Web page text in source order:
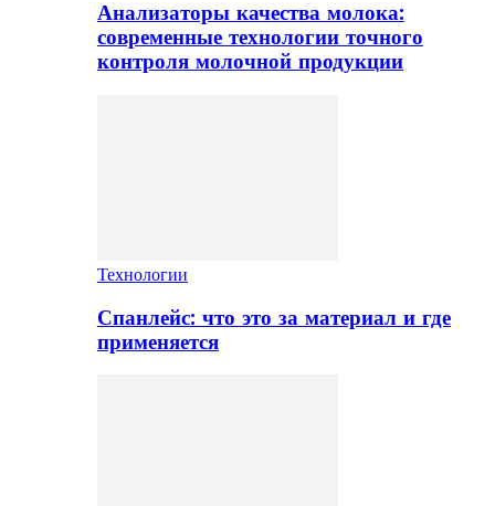
Анализаторы качества молока:
современные технологии точного
контроля молочной продукции
Технологии
Спанлейс: что это за материал и где
применяется